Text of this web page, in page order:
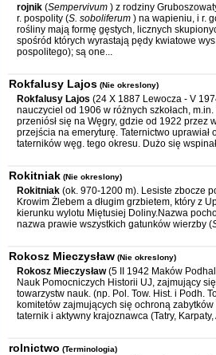
rojnik (Sempervivum ) z rodziny
r. pospolity (S. soboliferum ) na wapieniu, i r.
rośliny mają formę gęstych, licznych
spośród których wyrastają pędy kwiatowe
pospolitego); są one...
Rokfalusy Lajos (Nie okreslony)
Rokfalusy Lajos (24 X 1887 Lewocza - V
nauczyciel od 1906 w różnych szkołach,
przeniósł się na Węgry, gdzie od 1922 przez
przejścia na emeryturę. Taternictwo uprawiał
taterników węg. tego okresu. Dużo się
Rokitniak (Nie okreslony)
Rokitniak (ok. 970-1200 m). Lesiste zbocze
Krowim Żlebem a długim grzbietem, który z
kierunku wylotu Miętusiej Doliny.Nazwa
nazwa prawie wszystkich gatunków wierzby (
Rokosz Mieczysław (Nie okreslony)
Rokosz Mieczysław(5 II 1942 Maków
Nauk Pomocniczych Historii UJ, zajmujący
towarzystw nauk. (np. Pol. Tow. Hist. i Podh.
komitetów zajmujących się ochroną
taternik i aktywny krajoznawca (Tatry, Karpaty,
rolnictwo (Terminologia)